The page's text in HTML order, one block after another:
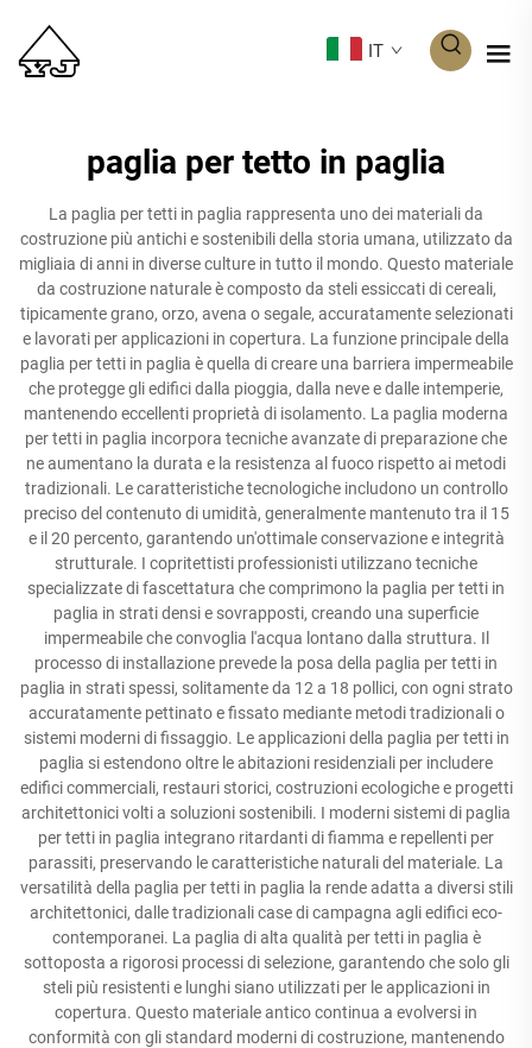
IT
paglia per tetto in paglia
La paglia per tetti in paglia rappresenta uno dei materiali da
costruzione più antichi e sostenibili della storia umana, utilizzato da
migliaia di anni in diverse culture in tutto il mondo. Questo materiale
da costruzione naturale è composto da steli essiccati di cereali,
tipicamente grano, orzo, avena o segale, accuratamente selezionati
e lavorati per applicazioni in copertura. La funzione principale della
paglia per tetti in paglia è quella di creare una barriera impermeabile
che protegge gli edifici dalla pioggia, dalla neve e dalle intemperie,
mantenendo eccellenti proprietà di isolamento. La paglia moderna
per tetti in paglia incorpora tecniche avanzate di preparazione che
ne aumentano la durata e la resistenza al fuoco rispetto ai metodi
tradizionali. Le caratteristiche tecnologiche includono un controllo
preciso del contenuto di umidità, generalmente mantenuto tra il 15
e il 20 percento, garantendo un'ottimale conservazione e integrità
strutturale. I copritettisti professionisti utilizzano tecniche
specializzate di fascettatura che comprimono la paglia per tetti in
paglia in strati densi e sovrapposti, creando una superficie
impermeabile che convoglia l'acqua lontano dalla struttura. Il
processo di installazione prevede la posa della paglia per tetti in
paglia in strati spessi, solitamente da 12 a 18 pollici, con ogni strato
accuratamente pettinato e fissato mediante metodi tradizionali o
sistemi moderni di fissaggio. Le applicazioni della paglia per tetti in
paglia si estendono oltre le abitazioni residenziali per includere
edifici commerciali, restauri storici, costruzioni ecologiche e progetti
architettonici volti a soluzioni sostenibili. I moderni sistemi di paglia
per tetti in paglia integrano ritardanti di fiamma e repellenti per
parassiti, preservando le caratteristiche naturali del materiale. La
versatilità della paglia per tetti in paglia la rende adatta a diversi stili
architettonici, dalle tradizionali case di campagna agli edifici eco-
contemporanei. La paglia di alta qualità per tetti in paglia è
sottoposta a rigorosi processi di selezione, garantendo che solo gli
steli più resistenti e lunghi siano utilizzati per le applicazioni in
copertura. Questo materiale antico continua a evolversi in
conformità con gli standard moderni di costruzione, mantenendo